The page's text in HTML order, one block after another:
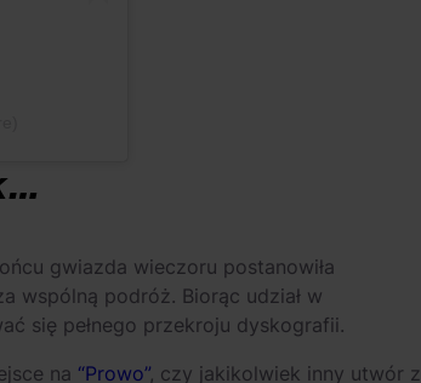
gwiazda wieczoru postanowiła
wspólną podróż. Biorąc udział w
się pełnego przekroju dyskografii.
na “Prowo”, czy jakikolwiek inny utwór z